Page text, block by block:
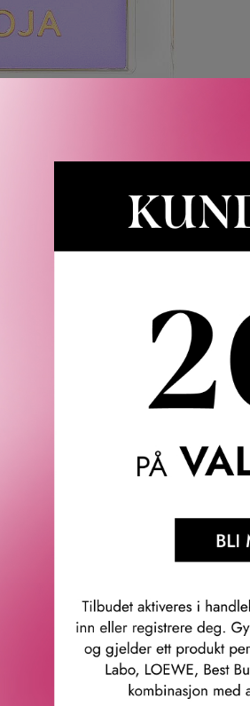
SPØRSMÅL &
Serenity Blend Eau de Parfum. En
sitron, appelsin, jasmin,
kardemomme, svart te, matéte,
Våre